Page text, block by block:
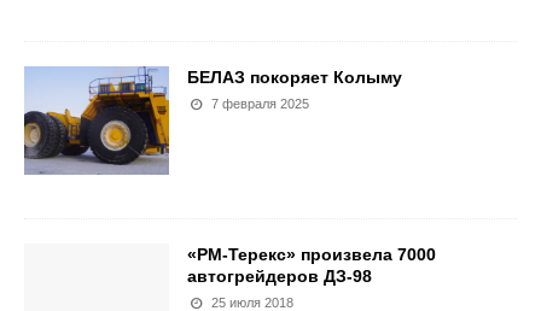
БЕЛАЗ покоряет Колыму
7 февраля 2025
«РМ-Терекс» произвела 7000
автогрейдеров ДЗ-98
25 июля 2018